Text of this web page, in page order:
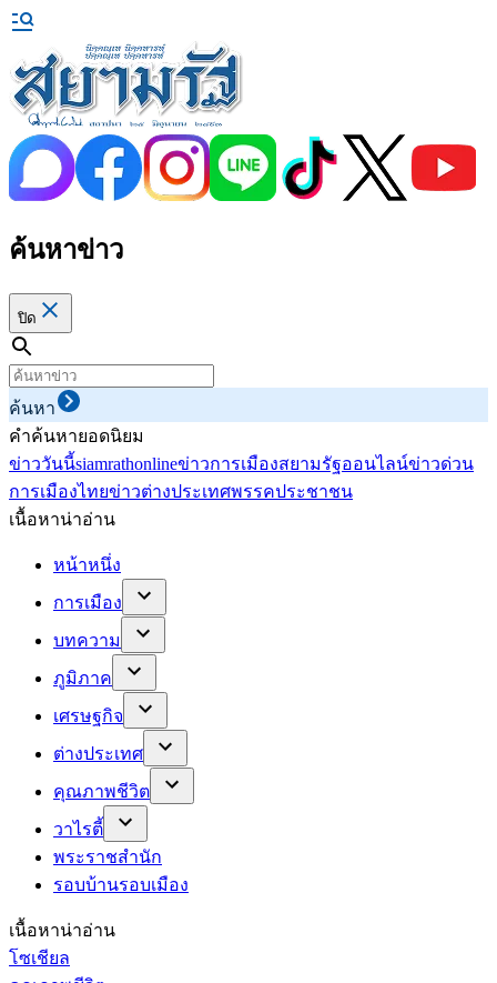
ค้นหาข่าว
ปิด
ค้นหา
คำค้นหายอดนิยม
ข่าววันนี้siamrathonlineข่าวการเมืองสยามรัฐออนไลน์ข่าวด่วน
การเมืองไทยข่าวต่างประเทศพรรคประชาชน
เนื้อหาน่าอ่าน
หน้าหนึ่ง
การเมือง
บทความ
ภูมิภาค
เศรษฐกิจ
ต่างประเทศ
คุณภาพชีวิต
วาไรตี้
พระราชสำนัก
รอบบ้านรอบเมือง
เนื้อหาน่าอ่าน
โซเชียล